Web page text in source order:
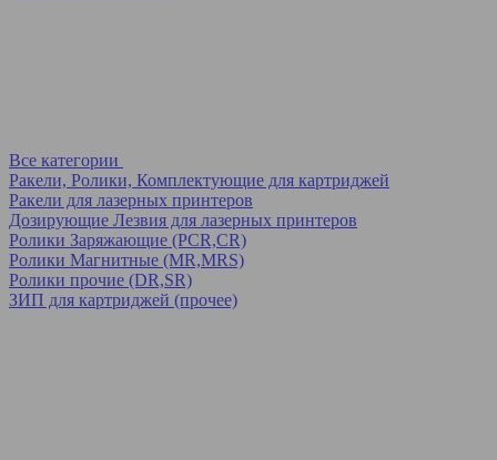
Все категории
Ракели, Ролики, Комплектующие для картриджей
Ракели для лазерных принтеров
Дозирующие Лезвия для лазерных принтеров
Ролики Заряжающие (PCR,CR)
Ролики Магнитные (MR,MRS)
Ролики прочие (DR,SR)
ЗИП для картриджей (прочее)